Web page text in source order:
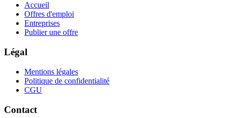
Accueil
Offres d'emploi
Entreprises
Publier une offre
Légal
Mentions légales
Politique de confidentialité
CGU
Contact